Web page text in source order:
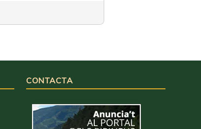
CONTACTA